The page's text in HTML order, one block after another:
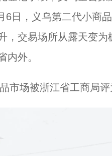
6日，义乌第二代小
，交易场所从露天变
内外。
场被浙江省工商局评